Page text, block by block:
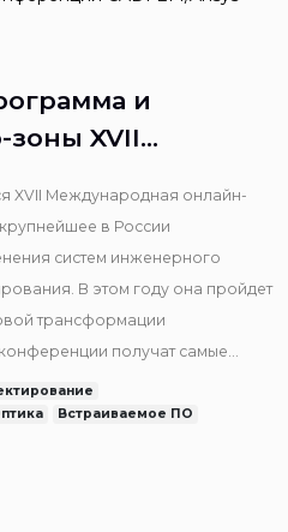
и
зоны XVII
Ansys
XVII Международная онлайн-
в России
систем инженерного
В этом году она пройдет
трансформации
получат самые
технологиях Индустрии 4.0 и
трансформации
предприятий.
Встраиваемое ПО